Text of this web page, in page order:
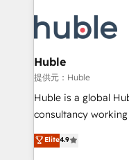
COS Design Award
Provider of the Year
Partner 📆Founded in
Slash months from
Click "Contact
Integration
of your tech stack, syncing... 🛍️
WooCommerce 💲
Netsuite 🤖
the rare Advanced
Huble
提供元：Huble
Huble is a global
consultancy
businesses. We go beyond implementation, shaping
the strategy,
Elite4.9